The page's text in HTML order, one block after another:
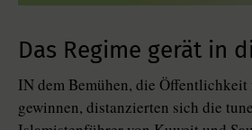
Das Regime gerät in
IN dem Bemühen, die
gewinnen, distanzierten sich die